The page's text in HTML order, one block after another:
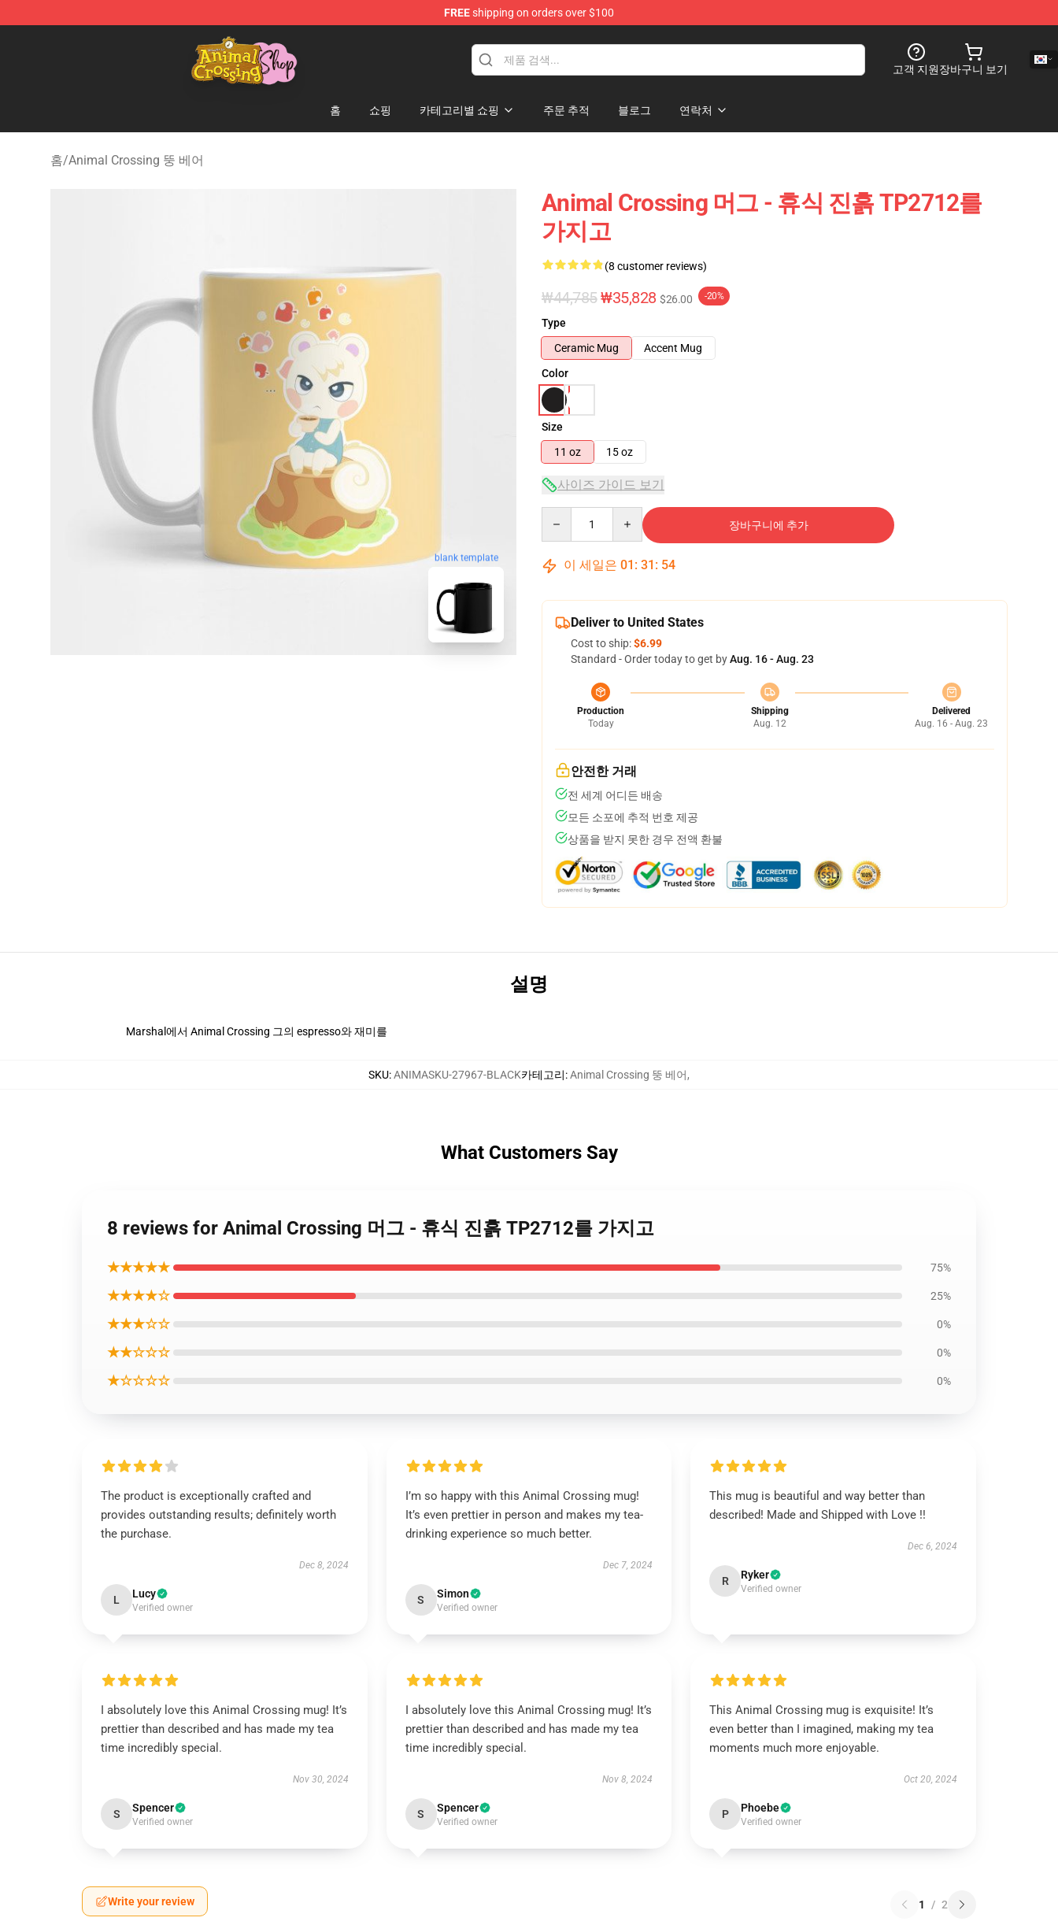
FREEshipping on orders over $100
Animal Crossing Shop - Official Animal Crossing Merchandise Store
고객 지원장바구니 보기
홈 쇼핑 카테고리별 쇼핑 주문 추적 블로그 연락처
홈/Animal Crossing 뚱 베어
blank template
Animal Crossing 머그 - 휴식 진흙 TP2712를
가지고
(8 customer reviews)
₩44,785₩35,828 $26.00 -20%
Type
Ceramic Mug
Accent Mug
Color
Size
11 oz
15 oz
사이즈 가이드 보기
장바구니에 추가
이 세일은 01 : 31 : 54
Deliver to United States
Cost to ship:$6.99
Standard - Order today to get byAug. 16 - Aug. 23
Production
Today
Shipping
Aug. 12
Delivered
Aug. 16 - Aug. 23
안전한 거래
전 세계 어디든 배송
모든 소포에 추적 번호 제공
상품을 받지 못한 경우 전액 환불
설명
Marshal에서 Animal Crossing 그의 espresso와 재미를
SKU:ANIMASKU-27967-BLACK카테고리:Animal Crossing 뚱 베어,
What Customers Say
8 reviews for Animal Crossing 머그 - 휴식 진흙 TP2712를 가지고
★★★★★ 75%
★★★★☆ 25%
★★★☆☆ 0%
★★☆☆☆ 0%
★☆☆☆☆ 0%
The product is exceptionally crafted and
provides outstanding results; definitely worth
the purchase.
Dec 8, 2024
L Lucy
Verified owner
I’m so happy with this Animal Crossing mug!
It’s even prettier in person and makes my tea-
drinking experience so much better.
Dec 7, 2024
S Simon
Verified owner
This mug is beautiful and way better than
described! Made and Shipped with Love !!
Dec 6, 2024
R Ryker
Verified owner
I absolutely love this Animal Crossing mug! It’s
prettier than described and has made my tea
time incredibly special.
Nov 30, 2024
S Spencer
Verified owner
I absolutely love this Animal Crossing mug! It’s
prettier than described and has made my tea
time incredibly special.
Nov 8, 2024
S Spencer
Verified owner
This Animal Crossing mug is exquisite! It’s
even better than I imagined, making my tea
moments much more enjoyable.
Oct 20, 2024
P Phoebe
Verified owner
Write your review 1 / 2